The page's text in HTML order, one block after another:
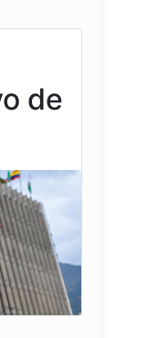
de